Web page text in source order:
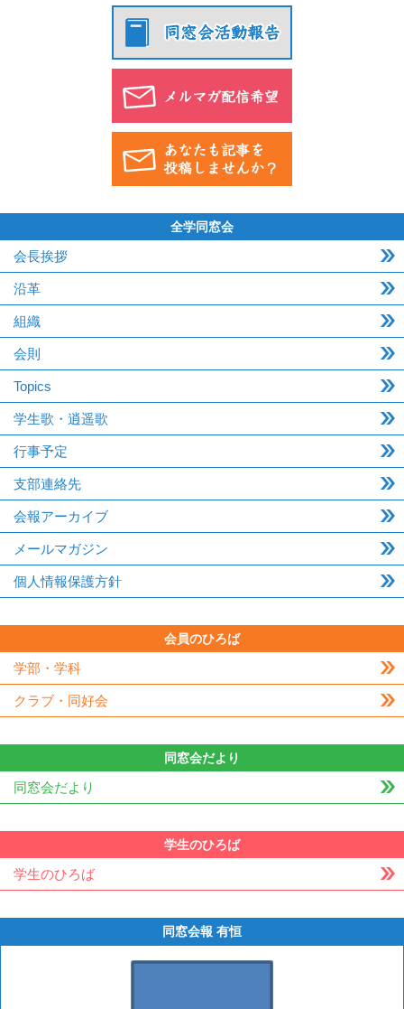
全学同窓会
会長挨拶
沿革
組織
会則
Topics
学生歌・逍遥歌
行事予定
支部連絡先
会報アーカイブ
メールマガジン
個人情報保護方針
会員のひろば
学部・学科
クラブ・同好会
同窓会だより
同窓会だより
学生のひろば
学生のひろば
同窓会報 有恒